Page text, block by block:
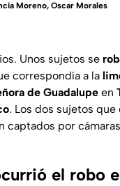
Moreno, Oscar Morales
Unos sujetos se
correspondía a la
de Guadalupe en
. Los dos sujetos
captados por
el robo